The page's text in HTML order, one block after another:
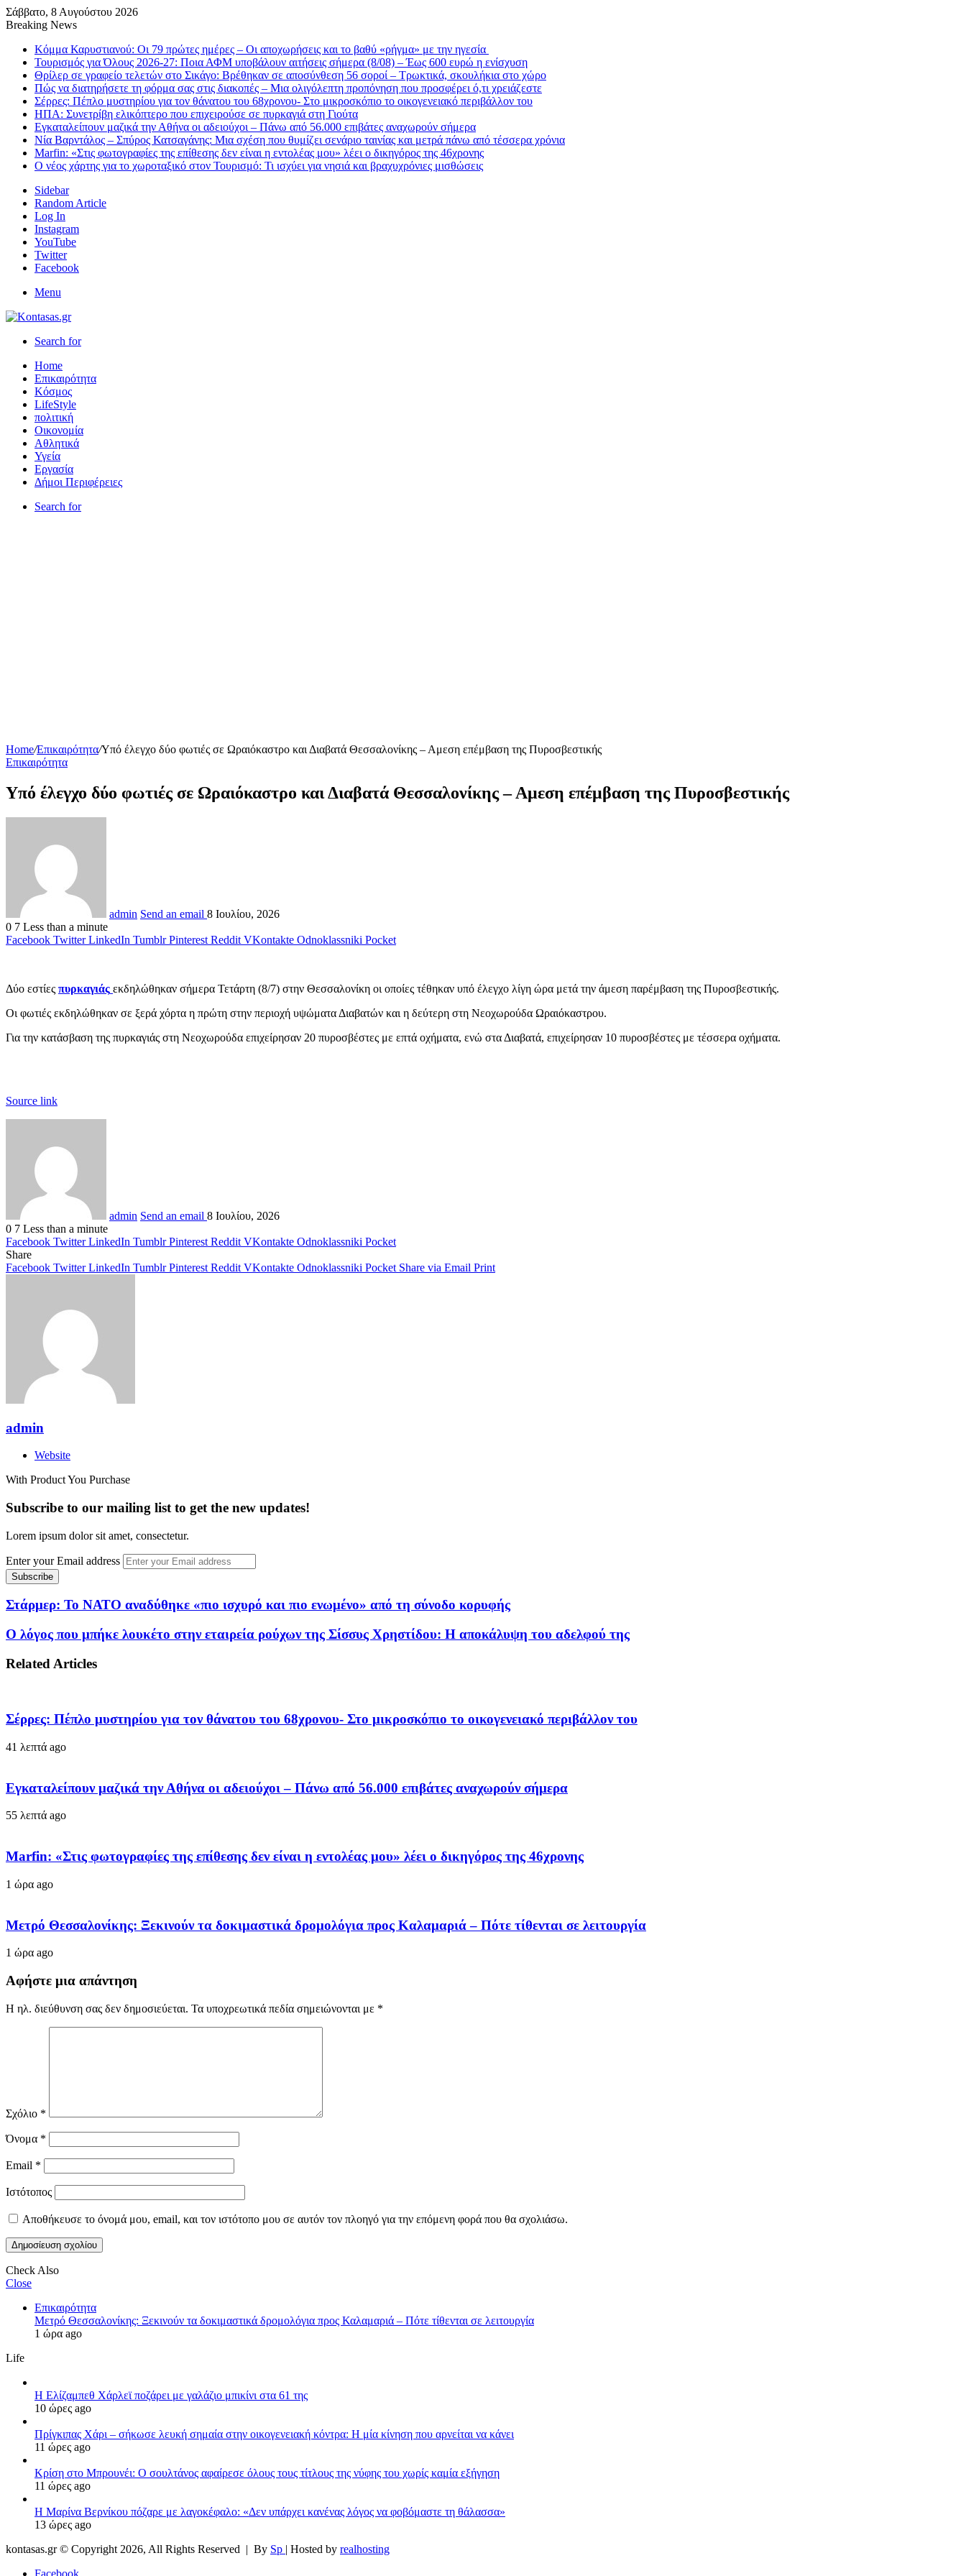
Σάββατο, 8 Αυγούστου 2026
Breaking News
Κόμμα Καρυστιανού: Οι 79 πρώτες ημέρες – Οι αποχωρήσεις και το βαθύ «ρήγμα» με την ηγεσία
Τουρισμός για Όλους 2026-27: Ποια ΑΦΜ υποβάλουν αιτήσεις σήμερα (8/08) – Έως 600 ευρώ η ενίσχυση
Θρίλερ σε γραφείο τελετών στο Σικάγο: Βρέθηκαν σε αποσύνθεση 56 σοροί – Τρωκτικά, σκουλήκια στο χώρο
Πώς να διατηρήσετε τη φόρμα σας στις διακοπές – Μια ολιγόλεπτη προπόνηση που προσφέρει ό,τι χρειάζεστε
Σέρρες: Πέπλο μυστηρίου για τον θάνατου του 68χρονου- Στο μικροσκόπιο το οικογενειακό περιβάλλον του
ΗΠΑ: Συνετρίβη ελικόπτερο που επιχειρούσε σε πυρκαγιά στη Γιούτα
Εγκαταλείπουν μαζικά την Αθήνα οι αδειούχοι – Πάνω από 56.000 επιβάτες αναχωρούν σήμερα
Νία Βαρντάλος – Σπύρος Κατσαγάνης: Μια σχέση που θυμίζει σενάριο ταινίας και μετρά πάνω από τέσσερα χρόνια
Marfin: «Στις φωτογραφίες της επίθεσης δεν είναι η εντολέας μου» λέει ο δικηγόρος της 46χρονης
Ο νέος χάρτης για το χωροταξικό στον Τουρισμό: Τι ισχύει για νησιά και βραχυχρόνιες μισθώσεις
Sidebar
Random Article
Log In
Instagram
YouTube
Twitter
Facebook
Menu
Search for
Home
Επικαιρότητα
Κόσμος
LifeStyle
πολιτική
Οικονομία
Αθλητικά
Υγεία
Εργασία
Δήμοι Περιφέρειες
Search for
Home/Επικαιρότητα/Υπό έλεγχο δύο φωτιές σε Ωραιόκαστρο και Διαβατά Θεσσαλονίκης – Αμεση επέμβαση της Πυροσβεστικής
Επικαιρότητα
Υπό έλεγχο δύο φωτιές σε Ωραιόκαστρο και Διαβατά Θεσσαλονίκης – Αμεση επέμβαση της Πυροσβεστικής
admin Send an email 8 Ιουλίου, 2026
0 7 Less than a minute
Facebook Twitter LinkedIn Tumblr Pinterest Reddit VKontakte Odnoklassniki Pocket
Δύο εστίες πυρκαγιάς εκδηλώθηκαν σήμερα Τετάρτη (8/7) στην Θεσσαλονίκη οι οποίες τέθηκαν υπό έλεγχο λίγη ώρα μετά την άμεση παρέμβαση της Πυροσβεστικής.
Οι φωτιές εκδηλώθηκαν σε ξερά χόρτα η πρώτη στην περιοχή υψώματα Διαβατών και η δεύτερη στη Νεοχωρούδα Ωραιόκαστρου.
Για την κατάσβαση της πυρκαγιάς στη Νεοχωρούδα επιχείρησαν 20 πυροσβέστες με επτά οχήματα, ενώ στα Διαβατά, επιχείρησαν 10 πυροσβέστες με τέσσερα οχήματα.
Source link
admin Send an email 8 Ιουλίου, 2026
0 7 Less than a minute
Facebook Twitter LinkedIn Tumblr Pinterest Reddit VKontakte Odnoklassniki Pocket
Share
Facebook Twitter LinkedIn Tumblr Pinterest Reddit VKontakte Odnoklassniki Pocket Share via Email Print
admin
Website
With Product You Purchase
Subscribe to our mailing list to get the new updates!
Lorem ipsum dolor sit amet, consectetur.
Enter your Email address
Στάρμερ: Το ΝΑΤΟ αναδύθηκε «πιο ισχυρό και πιο ενωμένο» από τη σύνοδο κορυφής
Ο λόγος που μπήκε λουκέτο στην εταιρεία ρούχων της Σίσσυς Χρηστίδου: Η αποκάλυψη του αδελφού της
Related Articles
Σέρρες: Πέπλο μυστηρίου για τον θάνατου του 68χρονου- Στο μικροσκόπιο το οικογενειακό περιβάλλον του
41 λεπτά ago
Εγκαταλείπουν μαζικά την Αθήνα οι αδειούχοι – Πάνω από 56.000 επιβάτες αναχωρούν σήμερα
55 λεπτά ago
Marfin: «Στις φωτογραφίες της επίθεσης δεν είναι η εντολέας μου» λέει ο δικηγόρος της 46χρονης
1 ώρα ago
Μετρό Θεσσαλονίκης: Ξεκινούν τα δοκιμαστικά δρομολόγια προς Καλαμαριά – Πότε τίθενται σε λειτουργία
1 ώρα ago
Αφήστε μια απάντηση
Η ηλ. διεύθυνση σας δεν δημοσιεύεται. Τα υποχρεωτικά πεδία σημειώνονται με *
Σχόλιο *
Όνομα *
Email *
Ιστότοπος
Αποθήκευσε το όνομά μου, email, και τον ιστότοπο μου σε αυτόν τον πλοηγό για την επόμενη φορά που θα σχολιάσω.
Check Also
Close
Επικαιρότητα
Μετρό Θεσσαλονίκης: Ξεκινούν τα δοκιμαστικά δρομολόγια προς Καλαμαριά – Πότε τίθενται σε λειτουργία
1 ώρα ago
Life
Η Ελίζαμπεθ Χάρλεϊ ποζάρει με γαλάζιο μπικίνι στα 61 της
10 ώρες ago
Πρίγκιπας Χάρι – σήκωσε λευκή σημαία στην οικογενειακή κόντρα: Η μία κίνηση που αρνείται να κάνει
11 ώρες ago
Κρίση στο Μπρουνέι: Ο σουλτάνος αφαίρεσε όλους τους τίτλους της νύφης του χωρίς καμία εξήγηση
11 ώρες ago
Η Μαρίνα Βερνίκου πόζαρε με λαγοκέφαλο: «Δεν υπάρχει κανένας λόγος να φοβόμαστε τη θάλασσα»
13 ώρες ago
kontasas.gr © Copyright 2026, All Rights Reserved | By Sp | Hosted by realhosting
Facebook